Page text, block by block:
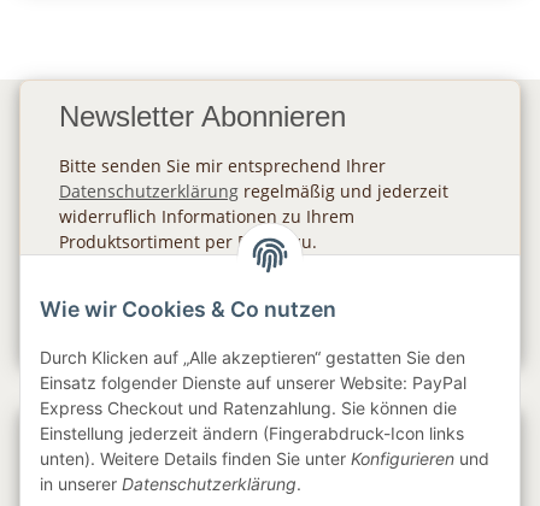
Newsletter Abonnieren
Bitte senden Sie mir entsprechend Ihrer
Datenschutzerklärung regelmäßig und jederzeit
widerruflich Informationen zu Ihrem
Produktsortiment per E-Mail zu.
Gesetzliche Informationen
Wie wir Cookies & Co nutzen
Durch Klicken auf „Alle akzeptieren“ gestatten Sie den
Einsatz folgender Dienste auf unserer Website: PayPal
Express Checkout und Ratenzahlung. Sie können die
Einstellung jederzeit ändern (Fingerabdruck-Icon links
unten). Weitere Details finden Sie unter Konfigurieren und
in unserer Datenschutzerklärung.